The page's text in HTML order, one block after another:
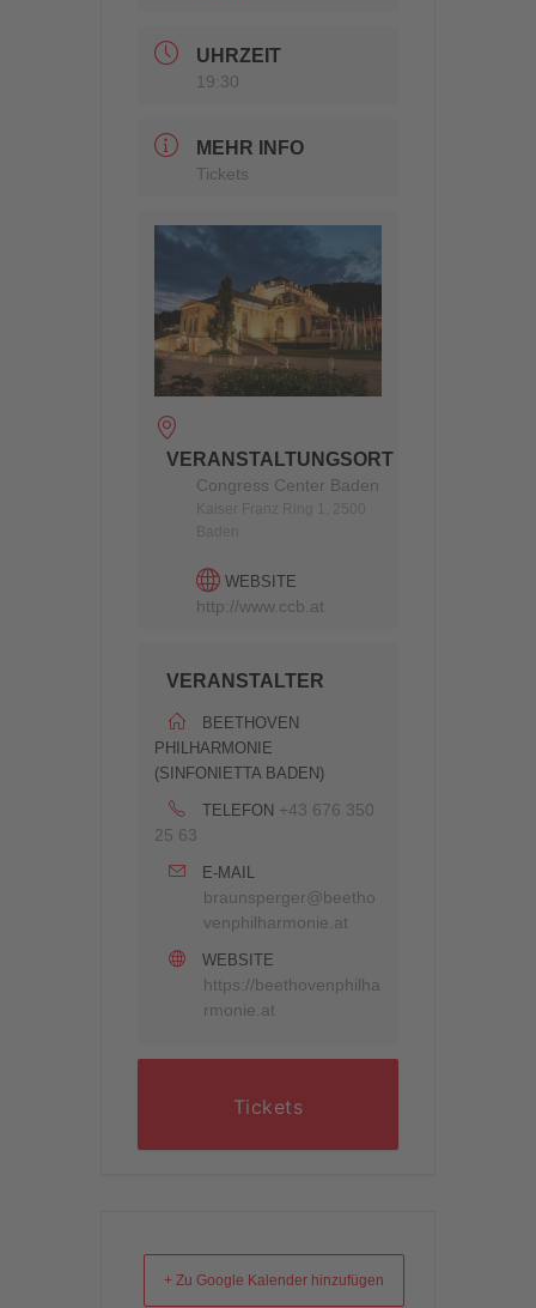
UHRZEIT
19:30
MEHR INFO
Tickets
VERANSTALTUNGSORT
Congress Center Baden
WEBSITE
http://www.ccb.at
VERANSTALTER
BEETHOVEN
PHILHARMONIE
(SINFONIETTA BADEN)
TELEFON +43 676 350
25 63
E-MAIL
braunsperger@beetho
venphilharmonie.at
WEBSITE
https://beethovenphilha
rmonie.at
Tickets
+ Zu Google Kalender hinzufügen